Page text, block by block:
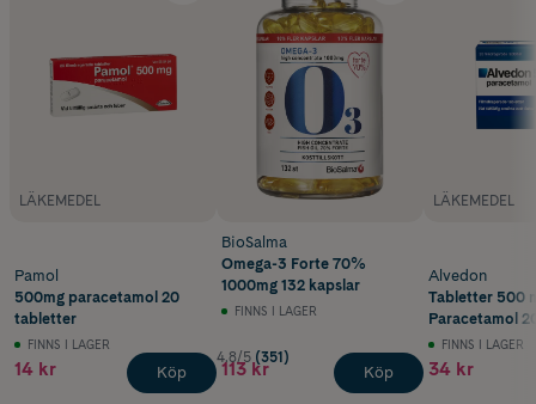
LÄKEMEDEL
Pamol
500mg paracetamol 20
tabletter
FINNS I LAGER
14 kr Köp
BioSalma
Omega-3 Forte 70%
1000mg 132 kapslar
FINNS I LAGER
4.8/5 (351)
113 kr Köp
LÄKEMEDEL
Alvedon
Tabletter 500
Paracetamol
FINNS I LAGER
34 kr